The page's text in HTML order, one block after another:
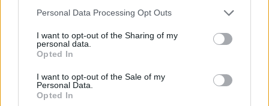
Personal Data Processing Opt Outs
I want to opt-out of the Sharing of my
personal data.
Opted In
I want to opt-out of the Sale of my
Personal Data.
Opted In